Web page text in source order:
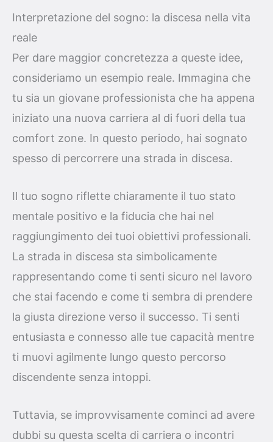
Interpretazione del sogno: la discesa nella vita
reale
Per dare maggior concretezza a queste idee,
consideriamo un esempio reale. Immagina che
tu sia un giovane professionista che ha appena
iniziato una nuova carriera al di fuori della tua
comfort zone. In questo periodo, hai sognato
spesso di percorrere una strada in discesa.
Il tuo sogno riflette chiaramente il tuo stato
mentale positivo e la fiducia che hai nel
raggiungimento dei tuoi obiettivi professionali.
La strada in discesa sta simbolicamente
rappresentando come ti senti sicuro nel lavoro
che stai facendo e come ti sembra di prendere
la giusta direzione verso il successo. Ti senti
entusiasta e connesso alle tue capacità mentre
ti muovi agilmente lungo questo percorso
discendente senza intoppi.
Tuttavia, se improvvisamente cominci ad avere
dubbi su questa scelta di carriera o incontri